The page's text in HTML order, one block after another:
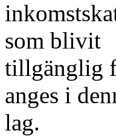
som blivit
tillgänglig
anges i
lag.